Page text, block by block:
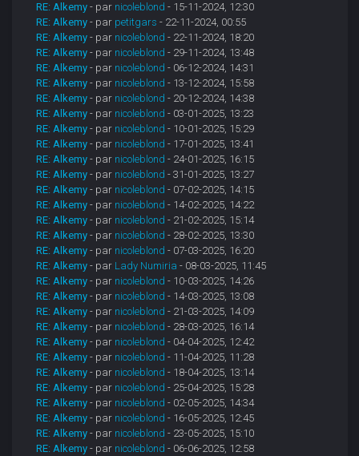
RE: Alkemy - par nicoleblond - 15-11-2024, 12:30
RE: Alkemy - par petitgars - 22-11-2024, 00:55
RE: Alkemy - par nicoleblond - 22-11-2024, 18:20
RE: Alkemy - par nicoleblond - 29-11-2024, 13:48
RE: Alkemy - par nicoleblond - 06-12-2024, 14:31
RE: Alkemy - par nicoleblond - 13-12-2024, 15:58
RE: Alkemy - par nicoleblond - 20-12-2024, 14:38
RE: Alkemy - par nicoleblond - 03-01-2025, 13:23
RE: Alkemy - par nicoleblond - 10-01-2025, 15:29
RE: Alkemy - par nicoleblond - 17-01-2025, 13:41
RE: Alkemy - par nicoleblond - 24-01-2025, 16:15
RE: Alkemy - par nicoleblond - 31-01-2025, 13:27
RE: Alkemy - par nicoleblond - 07-02-2025, 14:15
RE: Alkemy - par nicoleblond - 14-02-2025, 14:22
RE: Alkemy - par nicoleblond - 21-02-2025, 15:14
RE: Alkemy - par nicoleblond - 28-02-2025, 13:30
RE: Alkemy - par nicoleblond - 07-03-2025, 16:20
RE: Alkemy - par Lady Numiria - 08-03-2025, 11:45
RE: Alkemy - par nicoleblond - 10-03-2025, 14:26
RE: Alkemy - par nicoleblond - 14-03-2025, 13:08
RE: Alkemy - par nicoleblond - 21-03-2025, 14:09
RE: Alkemy - par nicoleblond - 28-03-2025, 16:14
RE: Alkemy - par nicoleblond - 04-04-2025, 12:42
RE: Alkemy - par nicoleblond - 11-04-2025, 11:28
RE: Alkemy - par nicoleblond - 18-04-2025, 13:14
RE: Alkemy - par nicoleblond - 25-04-2025, 15:28
RE: Alkemy - par nicoleblond - 02-05-2025, 14:34
RE: Alkemy - par nicoleblond - 16-05-2025, 12:45
RE: Alkemy - par nicoleblond - 23-05-2025, 15:10
RE: Alkemy - par nicoleblond - 06-06-2025, 12:58